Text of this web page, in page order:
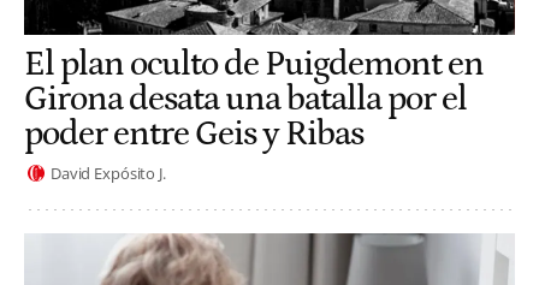
El plan oculto de Puigdemont en
Girona desata una batalla por el
poder entre Geis y Ribas
David Expósito J.